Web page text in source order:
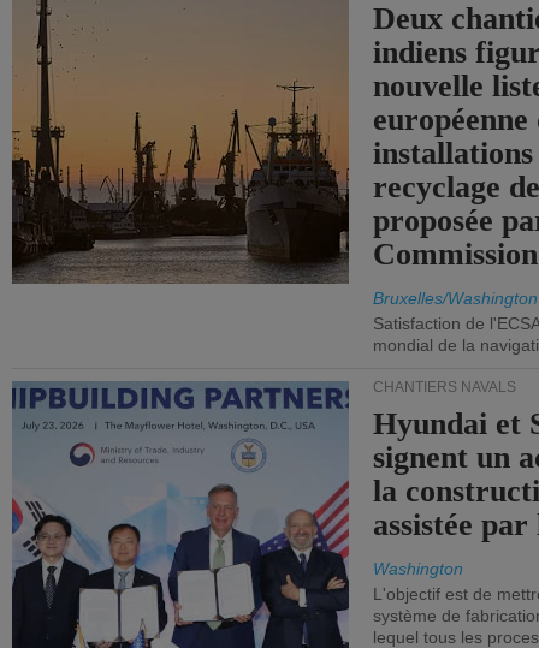
Deux
indiens
nouvelle
européenne
installations
recyclage
proposée
Bruxelles/Washington
Satisfaction de
mondial de la
CHANTIERS NAVALS
Hyundai et
signent un
la
assistée
Washington
L'objectif est de
système de
lequel tous les